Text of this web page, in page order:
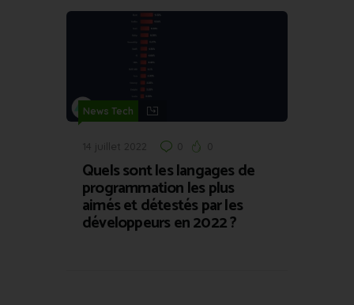
News Tech
14 juillet 2022 0 0
Quels sont les langages de
programmation les plus
aimés et détestés par les
développeurs en 2022 ?